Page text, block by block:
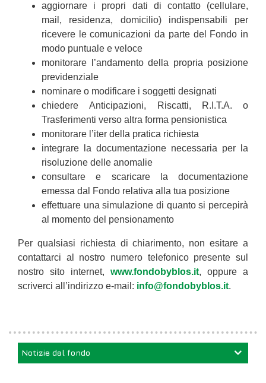
aggiornare i propri dati di contatto (cellulare,
mail, residenza, domicilio) indispensabili per
ricevere le comunicazioni da parte del Fondo in
modo puntuale e veloce
monitorare l’andamento della propria posizione
previdenziale
nominare o modificare i soggetti designati
chiedere Anticipazioni, Riscatti, R.I.T.A. o
Trasferimenti verso altra forma pensionistica
monitorare l’iter della pratica richiesta
integrare la documentazione necessaria per la
risoluzione delle anomalie
consultare e scaricare la documentazione
emessa dal Fondo relativa alla tua posizione
effettuare una simulazione di quanto si percepirà
al momento del pensionamento
Per qualsiasi richiesta di chiarimento, non esitare a
contattarci al nostro numero telefonico presente sul
nostro sito internet, www.fondobyblos.it, oppure a
scriverci all’indirizzo e-mail: info@fondobyblos.it.
Notizie dal fondo